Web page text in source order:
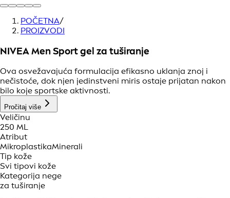
POČETNA/
PROIZVODI
NIVEA Men Sport gel za tuširanje
Ova osvežavajuća formulacija efikasno uklanja znoj i
nečistoće, dok njen jedinstveni miris ostaje prijatan nakon
bilo koje sportske aktivnosti.
Pročitaj više
Veličinu
250 ML
Atribut
MikroplastikaMinerali
Tip kože
Svi tipovi kože
Kategorija nege
za tuširanje